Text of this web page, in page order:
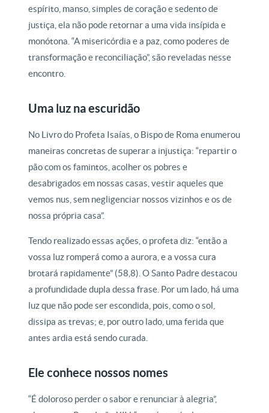
espírito, manso, simples de coração e sedento de
justiça, ela não pode retornar a uma vida insípida e
monótona. “A misericórdia e a paz, como poderes de
transformação e reconciliação”, são reveladas nesse
encontro.
Uma luz na escuridão
No Livro do Profeta Isaías, o Bispo de Roma enumerou
maneiras concretas de superar a injustiça: “repartir o
pão com os famintos, acolher os pobres e
desabrigados em nossas casas, vestir aqueles que
vemos nus, sem negligenciar nossos vizinhos e os de
nossa própria casa”.
Tendo realizado essas ações, o profeta diz: “então a
vossa luz romperá como a aurora, e a vossa cura
brotará rapidamente” (58,8). O Santo Padre destacou
a profundidade dupla dessa frase. Por um lado, há uma
luz que não pode ser escondida, pois, como o sol,
dissipa as trevas; e, por outro lado, uma ferida que
antes ardia está sendo curada.
Ele conhece nossos nomes
“É doloroso perder o sabor e renunciar à alegria”,